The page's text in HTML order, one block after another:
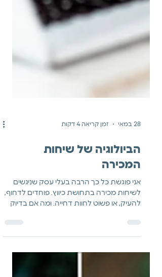
28 במאי זמן קריאה 4 דקות
המכירה
אני פוגשת כל כך הרבה בעלי עסק שניגשים
לשיחות מכירה בתחושת כיווץ. פוחדים לדחוף,